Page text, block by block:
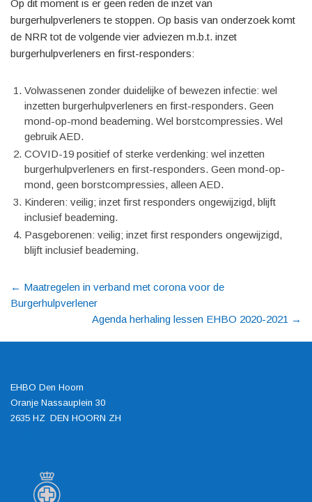
Op dit moment is er geen reden de inzet van
burgerhulpverleners te stoppen. Op basis van onderzoek komt
de NRR tot de volgende vier adviezen m.b.t. inzet
burgerhulpverleners en first-responders:
Volwassenen zonder duidelijke of bewezen infectie: wel
inzetten burgerhulpverleners en first-responders. Geen
mond-op-mond beademing. Wel borstcompressies. Wel
gebruik AED.
COVID-19 positief of sterke verdenking: wel inzetten
burgerhulpverleners en first-responders. Geen mond-op-
mond, geen borstcompressies, alleen AED.
Kinderen: veilig; inzet first responders ongewijzigd, blijft
inclusief beademing.
Pasgeborenen: veilig; inzet first responders ongewijzigd,
blijft inclusief beademing.
← Maatregelen in verband met corona voor de
Burgerhulpverlener
Agenda herhaling lessen EHBO 2020-2021 →
EHBO Den Hoorn
Oranje Nassauplein 30
2635 HZ DEN HOORN ZH